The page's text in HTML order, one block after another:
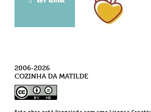
2006-2026
COZINHA DA MATILDE